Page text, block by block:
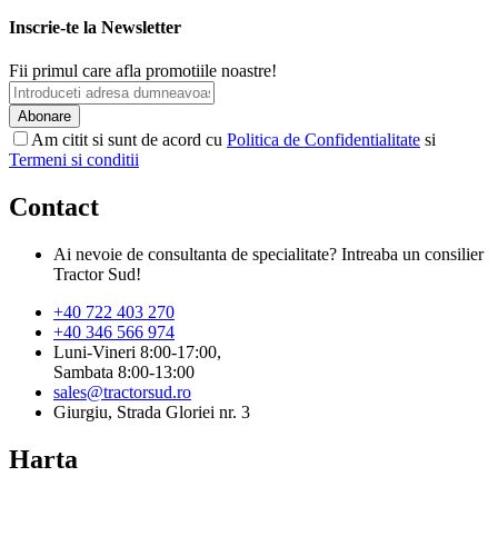
Inscrie-te la Newsletter
Fii primul care afla promotiile noastre!
Abonare
Am citit si sunt de acord cu Politica de Confidentialitate si
Termeni si conditii
Contact
Ai nevoie de consultanta de specialitate? Intreaba un consilier
Tractor Sud!
+40 722 403 270
+40 346 566 974
Luni-Vineri 8:00-17:00,
Sambata 8:00-13:00
sales@tractorsud.ro
Giurgiu, Strada Gloriei nr. 3
Harta